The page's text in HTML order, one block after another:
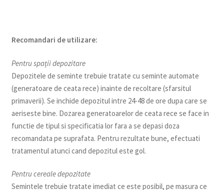
Recomandari de utilizare:
Pentru spații depozitare
Depozitele de seminte trebuie tratate cu seminte automate
(generatoare de ceata rece) inainte de recoltare (sfarsitul
primaverii). Se inchide depozitul intre 24-48 de ore dupa care se
aeriseste bine. Dozarea generatoarelor de ceata rece se face in
functie de tipul si specificatia lor fara a se depasi doza
recomandata pe suprafata. Pentru rezultate bune, efectuati
tratamentul atunci cand depozitul este gol.
Pentru cereale depozitate
Semintele trebuie tratate imediat ce este posibil, pe masura ce